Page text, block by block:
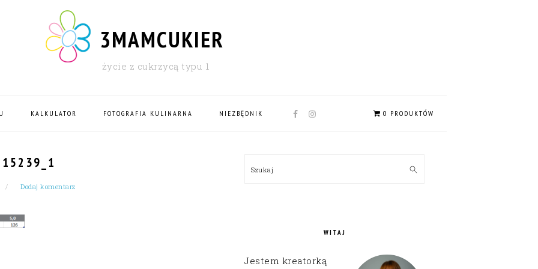
3MAMCUKIER
życie z cukrzycą typu 1
KALKULATOR FOTOGRAFIA KULINARNA NIEZBĘDNIK
NAV
0 PRODUKTÓW
Dodaj komentarz
SIDEBAR
Szukaj
WITAJ
Jestem kreatorką